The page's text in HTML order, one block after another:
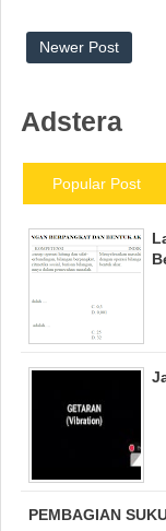
Newer Post
Adstera
Popular Post
PEMBAGIAN